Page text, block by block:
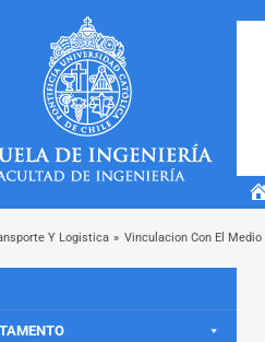
Y Logistica » Vinculacion Con El Medio